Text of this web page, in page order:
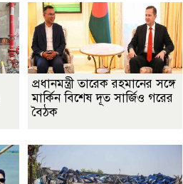
প্রধানমন্ত্রী তারেক রহমানের সঙ্গে
মার্কিন বিশেষ দূত সার্জিও গরের
বৈঠক